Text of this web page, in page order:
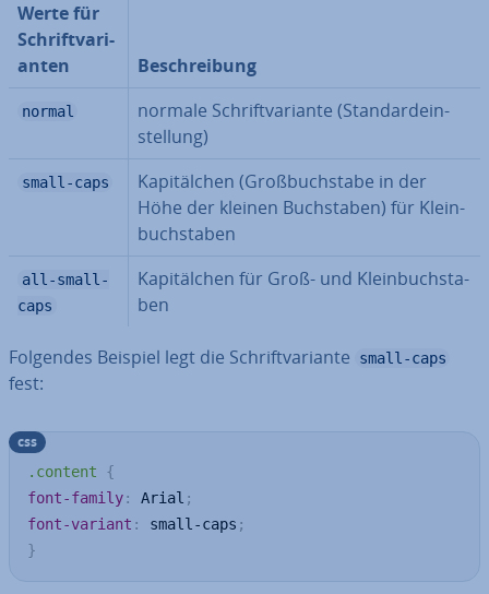
Werte für
Schrift­va­ri­
an­ten
Be­schrei­bung
normal
normale Schrift­va­ri­an­te (Stan­dard­ein­
stel­lung)
small-caps
Ka­pi­täl­chen (Groß­buch­sta­be in der
Höhe der kleinen Buch­sta­ben) für Klein­
buch­sta­ben
all-small-
caps
Ka­pi­täl­chen für Groß- und Klein­buch­sta­
ben
Folgendes Beispiel legt die Schrift­va­ri­an­te small-caps
fest:
.content
{
font-family: Arial ;
font-variant : small-caps ;
}
css